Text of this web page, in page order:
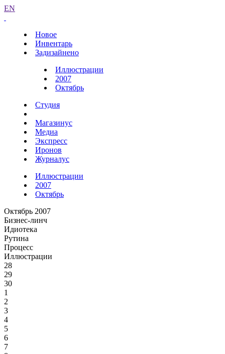
EN
Новое
Инвентарь
Задизайнено
Иллюстрации
2007
Октябрь
Студия
Магазинус
Медиа
Экспресс
Иронов
Журналус
Иллюстрации
2007
Октябрь
Октябрь 2007
Бизнес-линч
Идиотека
Рутина
Процесс
Иллюстрации
28
29
30
1
2
3
4
5
6
7